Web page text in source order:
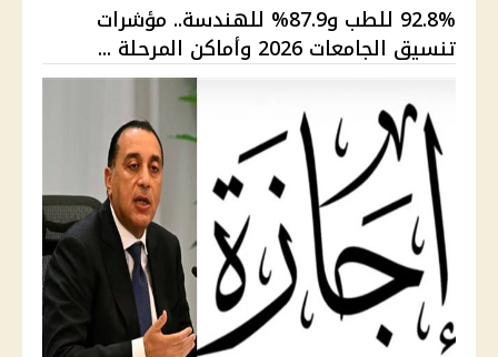
92.8% للطب و87.9% للهندسة.. مؤشرات
تنسيق الجامعات 2026 وأماكن المرحلة ...